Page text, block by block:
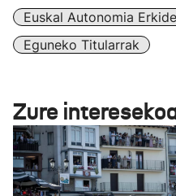
Euskal Autonomia
Eguneko Titularrak
Zure